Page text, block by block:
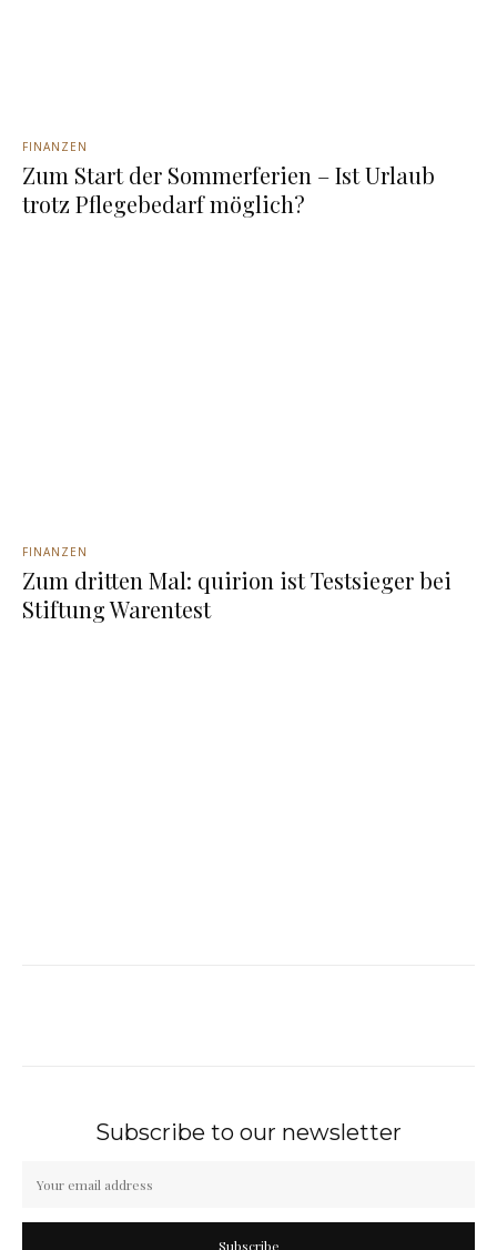
FINANZEN
Zum Start der Sommerferien – Ist Urlaub
trotz Pflegebedarf möglich?
FINANZEN
Zum dritten Mal: quirion ist Testsieger bei
Stiftung Warentest
Subscribe to our newsletter
Subscribe